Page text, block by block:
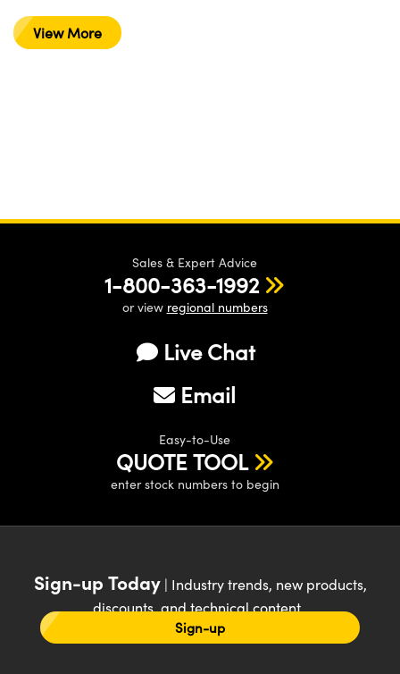
View More
Sales & Expert Advice
1-800-363-1992
or view regional numbers
Live Chat
Email
Easy-to-Use
QUOTE TOOL
enter stock numbers to begin
Sign-up Today| Industry trends, new products,
discounts, and technical content
Sign-up